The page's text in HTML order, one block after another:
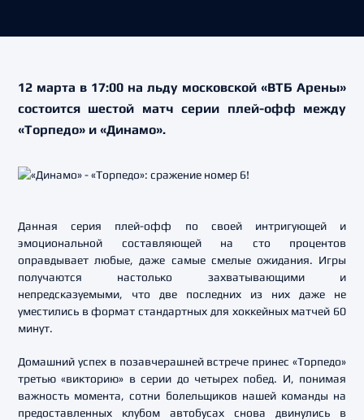
12 марта в 17:00 на льду московской «ВТБ Арены»
состоится шестой матч серии плей-офф между
«Торпедо» и «Динамо».
Данная серия плей-офф по своей интригующей и
эмоциональной составляющей на сто процентов
оправдывает любые, даже самые смелые ожидания. Игры
получаются настолько захватывающими и
непредсказуемыми, что две последних из них даже не
уместились в формат стандартных для хоккейных матчей 60
минут.
Домашний успех в позавчерашней встрече принес «Торпедо»
третью «викторию» в серии до четырех побед. И, понимая
важность момента, сотни болельщиков нашей команды на
предоставленных клубом автобусах снова двинулись в